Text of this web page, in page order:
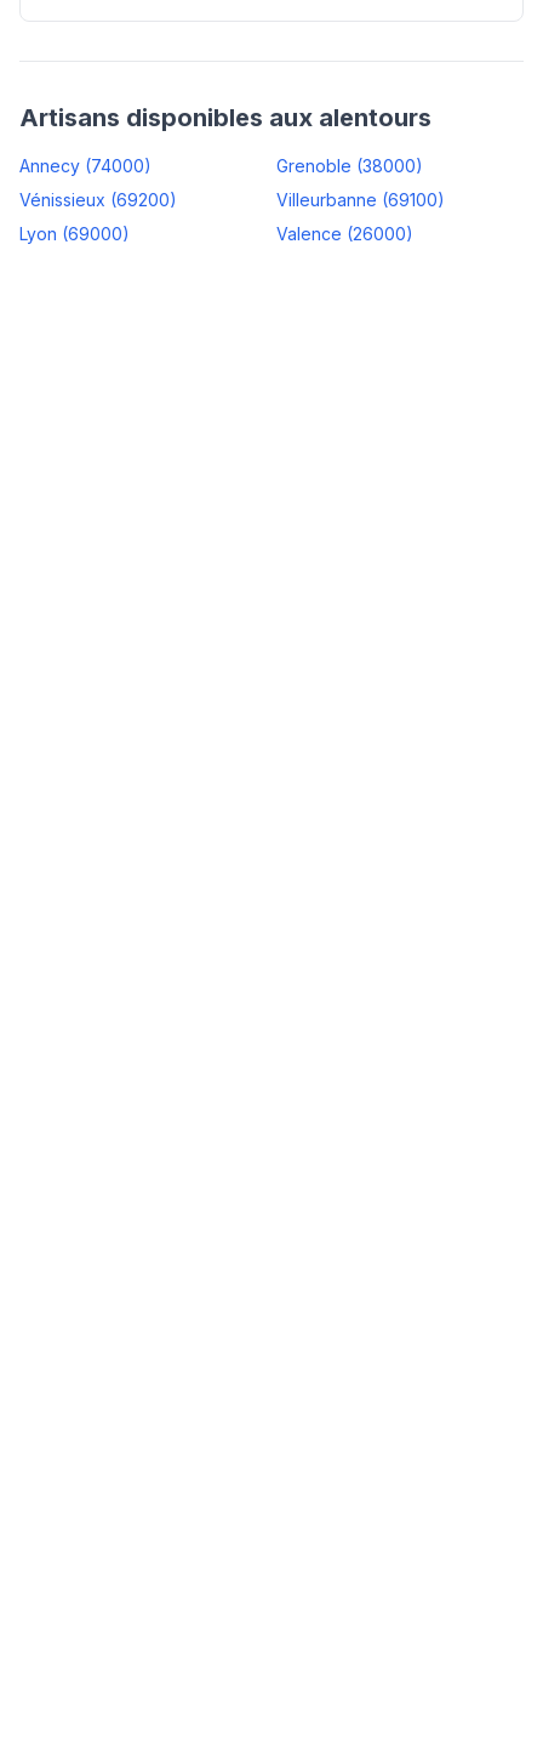
Artisans disponibles aux alentours
Annecy (74000) Grenoble (38000)
Vénissieux (69200) Villeurbanne (69100)
Lyon (69000) Valence (26000)